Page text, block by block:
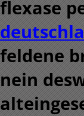
flexase
feldene
nein